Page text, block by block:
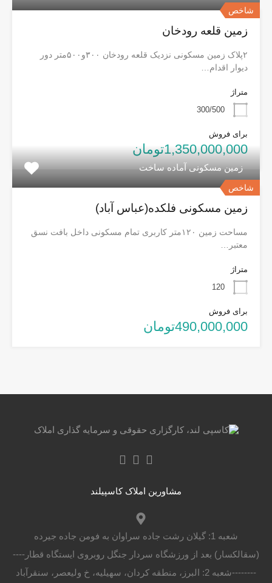
شاخص
زمین قلعه رودخان
۲پلاک زمین مسکونی نزدیک قلعه رودخان ۳۰۰و۵۰۰متر دور
دیوار اقدام…
متراژ
300/500
برای فروش
1,350,000,000تومان
شاخص
زمین مسکونی آماده ساخت
زمین مسکونی فلکده(عباس آباد)
مساحت زمین ۱۲۰متر کاربری تمام مسکونی داخل بافت نسق
معتبر…
متراژ
120
برای فروش
490,000,000تومان
مشاورین املاک کاسپیلند
شعبه 1: گیلان رشت جاده سراوان به فومن جاده جیرده
(سقالکسار) بعد از ورزشگاه سردار جنگل روبروی ایستگاه قطار----
--------شعبه 2: البرز، منطقه کردان، سهیلیه، خ ولیعصر، سنقرآباد